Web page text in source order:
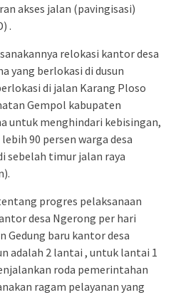
akses jalan (pavingisasi)
.
relokasi kantor desa
yang berlokasi di dusun
di jalan Karang Ploso
Gempol kabupaten
untuk menghindari kebisingan,
90 persen warga desa
sebelah timur jalan raya
progres pelaksanaan
desa Ngerong per hari
Gedung baru kantor desa
adalah 2 lantai , untuk lantai 1
roda pemerintahan
ragam pelayanan yang